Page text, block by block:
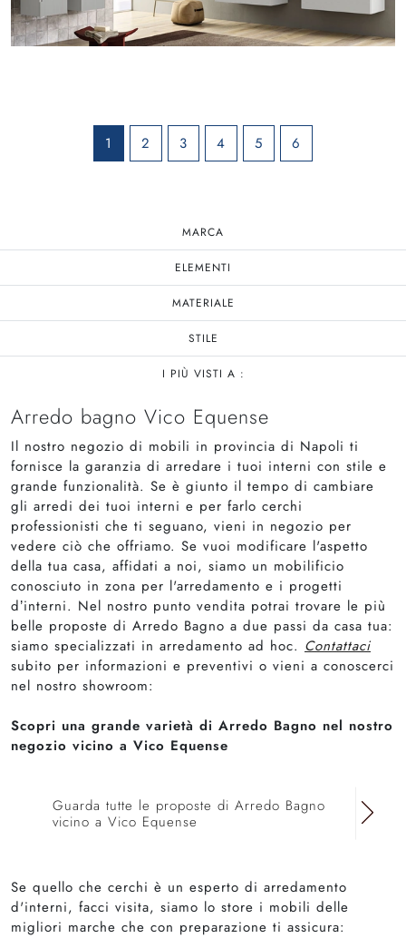
MARCA
ELEMENTI
MATERIALE
STILE
I PIÙ VISTI A :
1 2 3 4 5 6
Arredo bagno Vico Equense
Il nostro negozio di mobili in provincia di Napoli ti
fornisce la garanzia di arredare i tuoi interni con stile e
grande funzionalità. Se è giunto il tempo di cambiare
gli arredi dei tuoi interni e per farlo cerchi
professionisti che ti seguano, vieni in negozio per
vedere ciò che offriamo. Se vuoi modificare l'aspetto
della tua casa, affidati a noi, siamo un mobilificio
conosciuto in zona per l'arredamento e i progetti
d’interni. Nel nostro punto vendita potrai trovare le più
belle proposte di Arredo Bagno a due passi da casa tua:
siamo specializzati in arredamento ad hoc. Contattaci
subito per informazioni e preventivi o vieni a conoscerci
nel nostro showroom:
Scopri una grande varietà di Arredo Bagno nel nostro
negozio vicino a Vico Equense
Guarda tutte le proposte di Arredo Bagno
vicino a Vico Equense
Se quello che cerchi è un esperto di arredamento
d'interni, facci visita, siamo lo store i mobili delle
migliori marche che con preparazione ti assicura: